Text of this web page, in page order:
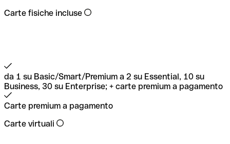
Carte fisiche incluse
da 1 su Basic/Smart/Premium a 2 su Essential, 10 su
Business, 30 su Enterprise; + carte premium a pagamento
Carte premium a pagamento
Carte virtuali